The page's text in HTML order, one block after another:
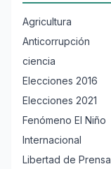
Agricultura
Anticorrupción
ciencia
Elecciones 2016
Elecciones 2021
Fenómeno El Niño
Internacional
Libertad de Prensa